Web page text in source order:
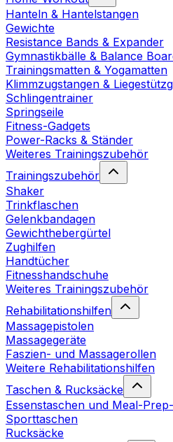
Hanteln & Hantelstangen
Gewichte
Resistance Bands & Expander
Gymnastikbälle & Balance
Trainingsmatten & Yogamatten
Klimmzugstangen &
Schlingentrainer
Springseile
Fitness-Gadgets
Power-Racks & Ständer
Weiteres Trainingszubehör
Trainingszubehör
Shaker
Trinkflaschen
Gelenkbandagen
Gewichthebergürtel
Zughilfen
Handtücher
Fitnesshandschuhe
Weiteres Trainingszubehör
Rehabilitationshilfen
Massagepistolen
Massagegeräte
Faszien- und Massagerollen
Weitere Rehabilitationshilfen
Taschen & Rucksäcke
Essenstaschen und Meal-
Sporttaschen
Rucksäcke